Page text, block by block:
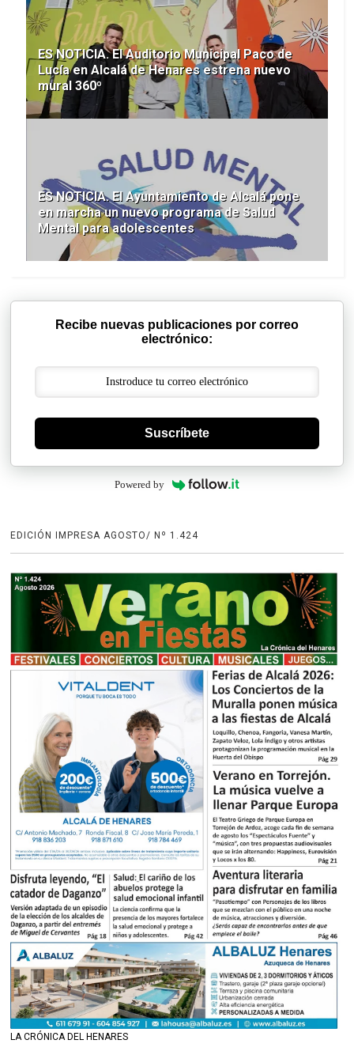
ES NOTICIA. El Auditorio Municipal Paco de
Lucía en Alcalá de Henares estrena nuevo
mural 360º
ES NOTICIA. El Ayuntamiento de Alcalá pone
en marcha un nuevo programa de Salud
Mental para adolescentes
Recibe nuevas publicaciones por correo
electrónico:
Suscríbete
Powered by
EDICIÓN IMPRESA AGOSTO/ Nº 1.424
LA CRÓNICA DEL HENARES